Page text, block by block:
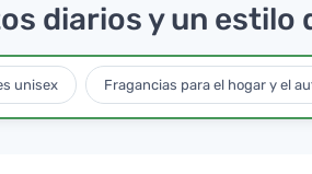
diarios y un estilo
unisex Fragancias para el hogar y el